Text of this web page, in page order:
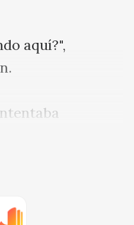
aquí?",